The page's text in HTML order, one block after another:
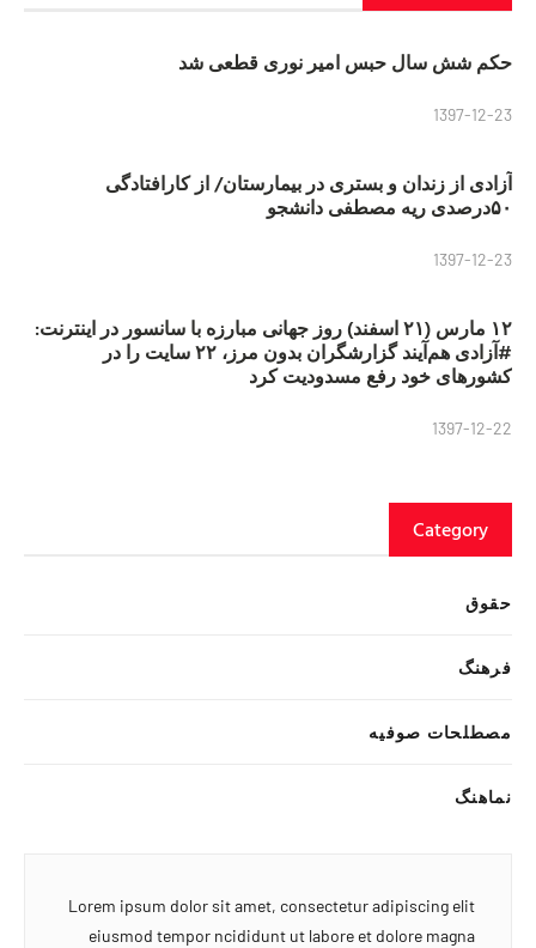
حکم شش سال حبس امیر نوری قطعی شد
1397-12-23
آزادی از زندان و بستری در بیمارستان/ از کارافتادگی
۵۰درصدی ریه مصطفی دانشجو
1397-12-23
۱۲ مارس (۲۱ اسفند) روز جهانی مبارزه با سانسور در اینترنت:
#آزادی هم‌آیند گزارشگران‌ بدون مرز، ۲۲ سایت را در
کشورهای خود رفع مسدودیت کرد
1397-12-22
Category
حقوق
فرهنگ
مصطلحات صوفیه
نماهنگ
Lorem ipsum dolor sit amet, consectetur adipiscing elit
eiusmod tempor ncididunt ut labore et dolore magna